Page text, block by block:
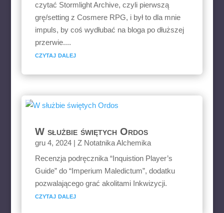
czytać Stormlight Archive, czyli pierwszą
grę/setting z Cosmere RPG, i był to dla mnie
impuls, by coś wydłubać na bloga po dłuższej
przerwie....
czytaj dalej
W służbie świętych Ordos
gru 4, 2024| Z Notatnika Alchemika
Recenzja podręcznika “Inquistion Player’s
Guide” do “Imperium Maledictum”, dodatku
pozwalającego grać akolitami Inkwizycji.
czytaj dalej